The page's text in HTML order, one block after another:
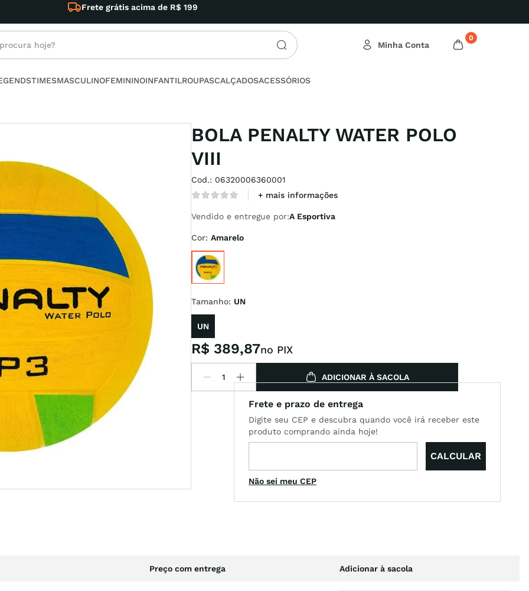
Conheça nossas Ofertas Relâmpago!
hoje? 0
TIMESMASCULINOFEMININOINFANTILROUPASCALÇADOSACESSÓRIOS
BOLA PENALTY WATER POLO
VIII
Cod.: 06320006360001
+ mais informações
Vendido e entregue por:A Esportiva
Cor: Amarelo
Tamanho: UN
UN
R$ 389,87no PIX
ADICIONAR À SACOLA
Não sei meu CEP
Preço com entrega Adicionar à sacola
buscados